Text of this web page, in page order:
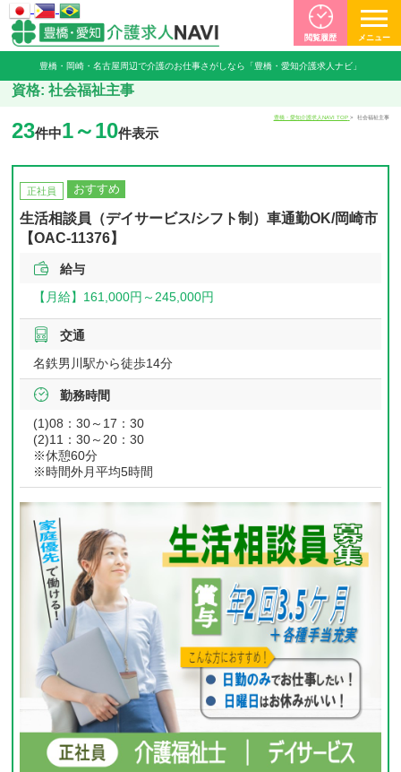
豊橋・岡崎・名古屋周辺で介護のお仕事さがしなら「豊橋・愛知介護求人ナビ」
閲覧履歴 メニュー
資格:社会福祉主事
豊橋・愛知介護求人NAVI TOP 社会福祉主事
23件中1～10件表示
正社員 おすすめ
生活相談員（デイサービス/シフト制）車通勤OK/岡崎市
【OAC-11376】
給与
【月給】 161,000円～245,000円
交通
名鉄男川駅から徒歩14分
勤務時間
(1)08：30～17：30
(2)11：30～20：30
※休憩60分
※時間外月平均5時間